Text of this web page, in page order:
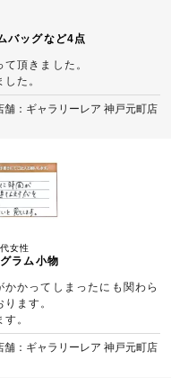
バッグなど4点
頂きました。
た。
舗：ギャラリーレア 神戸元町店
女性
ラム小物
かってしまったにも関わら
ます。
。
舗：ギャラリーレア 神戸元町店